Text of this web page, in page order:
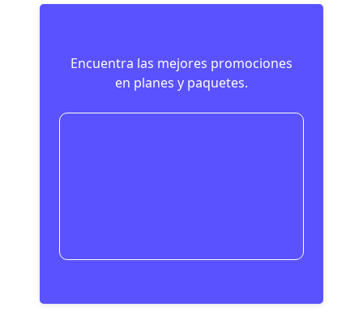
Encuentra las mejores promociones
en planes y paquetes.
Compara las ofertas